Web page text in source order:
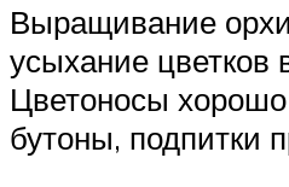
Выращивание
усыхание цветков
Цветоносы
бутоны, подпитки